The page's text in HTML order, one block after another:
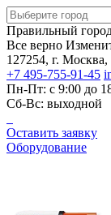
Правильный
Все верно
127254, г.
+7 495-755-91-45
Пн-Пт: с 9:00 до
Сб-Вс: выходной
Оставить заявку
Оборудование